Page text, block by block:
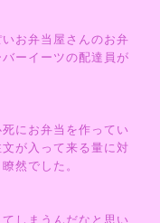
お弁当屋さんのお弁
ーイーツの配達員が
にお弁当を作ってい
が入って来る量に対
然でした。
しまうんだなと思い